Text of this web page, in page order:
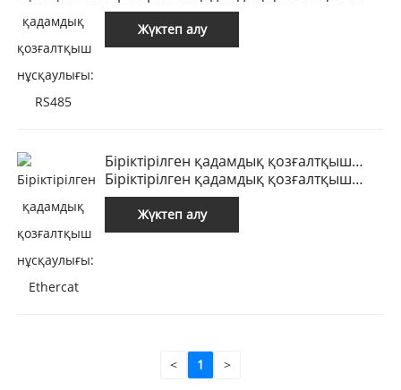
нұсқаулығы: RS485
Жүктеп алу
Біріктірілген қадамдық қозғалтқыш
нұсқаулығы: Ethercat
Біріктірілген қадамдық қозғалтқыш
нұсқаулығы: Ethercat
Жүктеп алу
< 1 >